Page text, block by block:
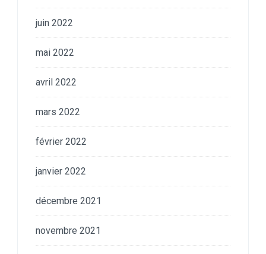
juin 2022
mai 2022
avril 2022
mars 2022
février 2022
janvier 2022
décembre 2021
novembre 2021